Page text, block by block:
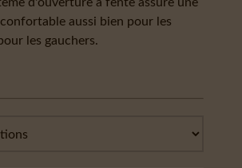
aussi bien pour les
les gauchers.